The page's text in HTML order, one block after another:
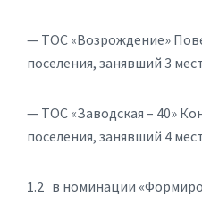
— ТОС «Возрождение»
поселения, занявший 3
— ТОС «Заводская – 40»
поселения, занявший 4
1.2 в номинации